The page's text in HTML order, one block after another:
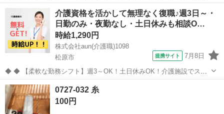
い汚れなどございます ・詳細は現地でご確認ください ・お値引きは出
来かねますのでご了承願います ※中古品のため、状態についてはご理
解...
生活家電
介護資格を活かして無理なく復職♪週3日～・
日勤のみ・夜勤なし・土日休みも相談O…
時給1,290円
株式会社aun(介護職)1098
松原市
提携サイト 7月8日
◆ ◆ 【柔軟な勤務シフト】週3～OK！土日休みOK！介護施設でスタ
ッフ募集中 お休みは事前申請すれば柔軟に対応します。 自分らしい勤
務スタイル・長期的に働きたい方必見！ スキルを身につけながら、介
護経験を積むことができ...
大阪 松原市
0727-032 糸
100円